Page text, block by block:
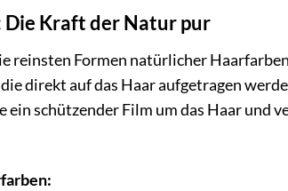
Kraft der Natur pur
reinsten Formen natürlicher
direkt auf das Haar aufgetragen
ein schützender Film um das Haar